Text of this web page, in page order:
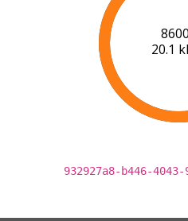
20.2
932927a8-b446-